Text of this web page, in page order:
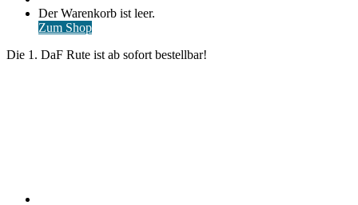
Warenkorb
ansehen
Der Warenkorb ist leer.
Zum Shop
Die 1. DaF Rute ist ab sofort bestellbar!